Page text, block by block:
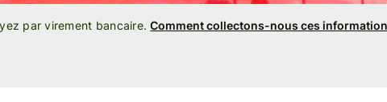
par virement bancaire. Comment collectons-nous ces